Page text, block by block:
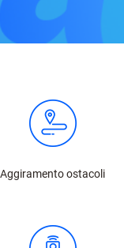
Aggiramento ostacoli